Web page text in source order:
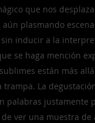
que nos
plasmando
inducir a la
se haga mención
están más
La
palabras justamente
ver una muestra